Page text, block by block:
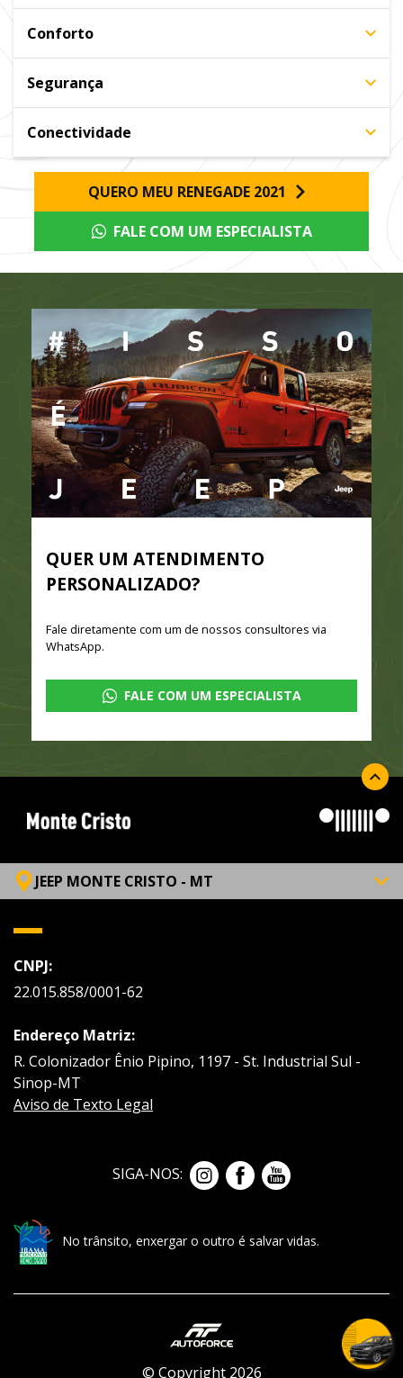
Conforto
Segurança
Conectividade
QUERO MEU RENEGADE 2021
FALE COM UM ESPECIALISTA
QUER UM ATENDIMENTO
PERSONALIZADO?
Fale diretamente com um de nossos consultores via
WhatsApp.
FALE COM UM ESPECIALISTA
JEEP MONTE CRISTO - MT
CNPJ:
22.015.858/0001-62
Endereço Matriz:
R. Colonizador Ênio Pipino, 1197 - St. Industrial Sul -
Sinop-MT
Aviso de Texto Legal
SIGA-NOS:
No trânsito, enxergar o outro é salvar vidas.
© Copyright 2026